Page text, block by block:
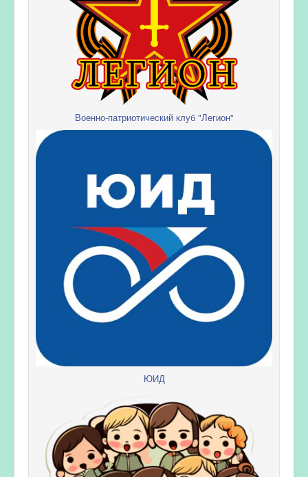
Военно-патриотический клуб "Легион"
ЮИД